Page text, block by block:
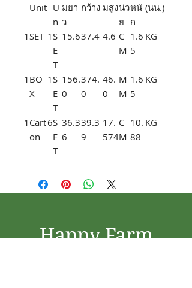
Unit U
n
มยา
ว
กว้าง มสูงน่ว
ย
หนั
ก
(นน.)
1SET 1S
E
T
15.637.4 4.6 C
M
1.6
5
KG
1 BO
X
1S
E
T
156.
0
374.
0
46.
0
M
M
1.6
5
KG
1 Cart
on
6S
E
T
36.3
6
39.3
9
17.
574
C
M
10.
88
KG
Happy Farm